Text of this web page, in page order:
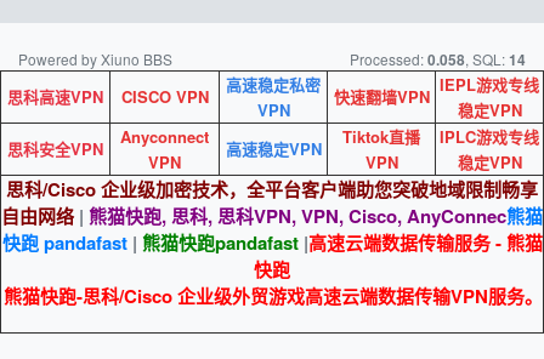
Powered by Xiuno BBS Processed:0.058, SQL:14
思科高速VPN CISCO VPN
高速稳定私密
VPN
快速翻墙VPN
IEPL游戏专线
稳定VPN
思科安全VPN
Anyconnect
VPN
高速稳定VPN
Tiktok直播
VPN
IPLC游戏专线
稳定VPN
思科/Cisco 企业级加密技术，全平台客户端助您突破地域限制畅享
自由网络 | 熊猫快跑, 思科, 思科VPN, VPN, Cisco, AnyConnec熊猫
快跑 pandafast| 熊猫快跑pandafast|高速云端数据传输服务 - 熊猫
快跑
熊猫快跑-思科/Cisco 企业级外贸游戏高速云端数据传输VPN服务。